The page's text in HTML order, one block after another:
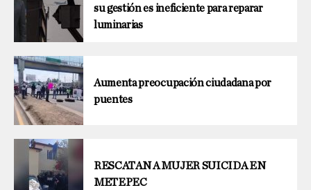
su gestión es ineficiente para reparar
luminarias
Aumenta preocupación ciudadana por
puentes
RESCATAN A MUJER SUICIDA EN
METEPEC